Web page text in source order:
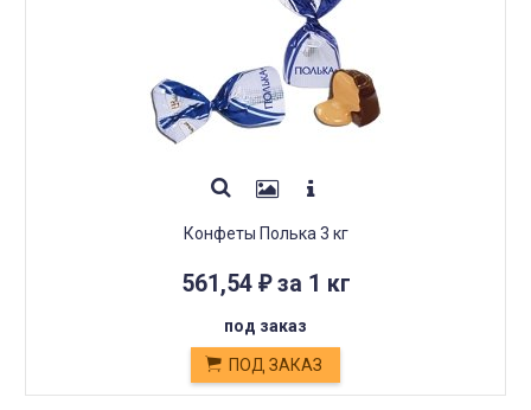
Конфеты Полька 3 кг
561,54 ₽за 1 кг
под заказ
ПОД ЗАКАЗ